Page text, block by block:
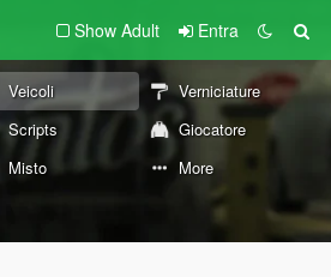
Show Adult Entra
Veicoli
Verniciature
Scripts
Giocatore
Misto More